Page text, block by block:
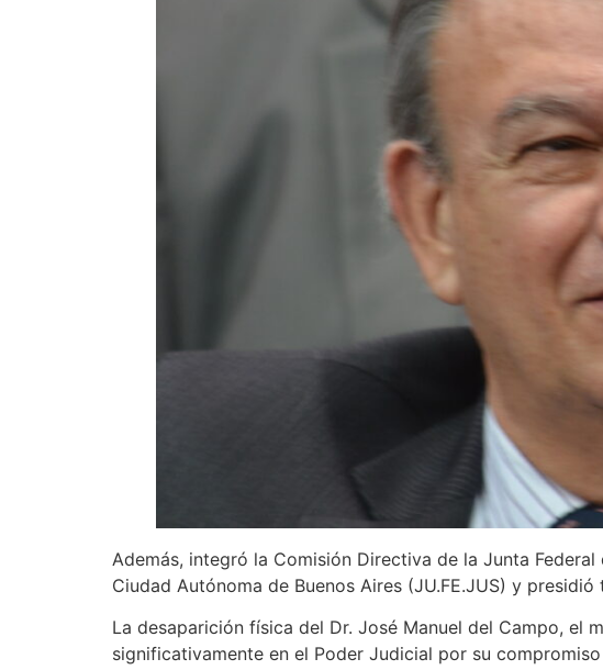
Además, integró la Comisión Directiva de la Junta
Ciudad Autónoma de Buenos Aires (JU.FE.JUS) y
La desaparición física del Dr. José Manuel del Campo, el
significativamente en el Poder Judicial por su